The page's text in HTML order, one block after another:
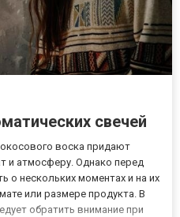
свечей
воска придают
и атмосферу. Однако перед
о нескольких моментах и на их
или размере продукта. В
обратить внимание при